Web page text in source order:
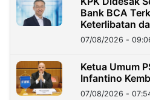
Bank BCA
Keterlibatan
Dana Nasabah
07/08/2026 -
Ketua Umum
Infantino
07/08/2026 -